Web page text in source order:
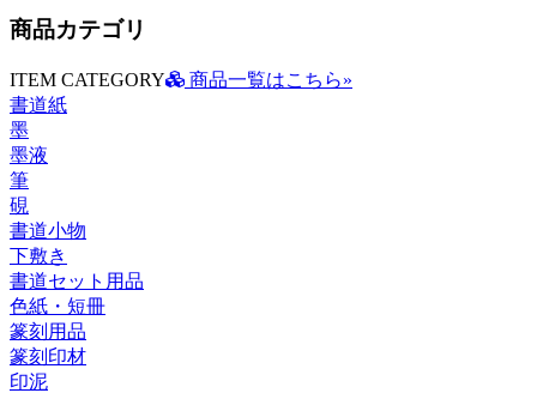
商品カテゴリ
ITEM CATEGORY
商品一覧はこちら»
書道紙
墨
墨液
筆
硯
書道小物
下敷き
書道セット用品
色紙・短冊
篆刻用品
篆刻印材
印泥